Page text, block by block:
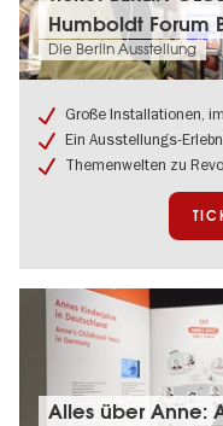
&
Termine:
Ticket
BERLIN
Ausstellung
im
Humboldt
Forum
Humboldt Forum
Die Berlin Ausstellung
Große Installationen,
Ein Ausstellungs-
Themenwelten zu
Tickets
Alles über Anne: